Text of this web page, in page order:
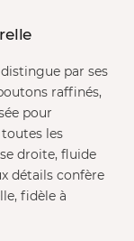
par ses
raffinés,
pour
les
droite, fluide
détails confère
fidèle à